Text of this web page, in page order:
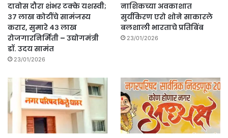
दावोस दौरा शंभर टक्के यशस्वी;
३७ लाख कोटींचे सामंजस्य
करार, सुमारे ४३ लाख
रोजगारनिर्मिती – उद्योगमंत्री
डॉ. उदय सामंत
23/01/2026
नाशिकच्या अवकाशात
सुर्यकिरण एरो शोने साकारले
बलशाली भारताचे प्रतिबिंब
23/01/2026